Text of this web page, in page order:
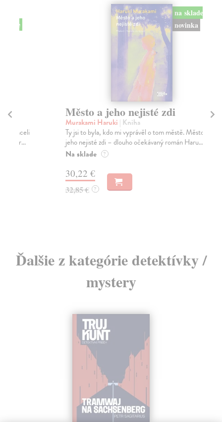
na sklade
novinka
Město a jeho nejisté zdi
Murakami Haruki| Kniha
Ty jsi to byla, kdo mi vyprávěl o tom městě. Město a
jeho nejisté zdi – dlouho očekávaný román Haru...
?
Ďalšie z kategórie detektívky /
mystery